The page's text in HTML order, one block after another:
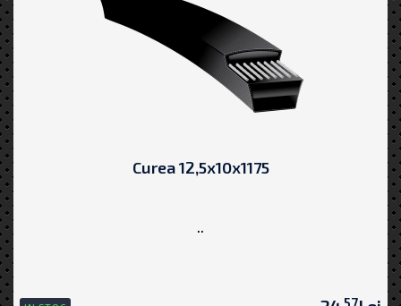
Curea 12,5x10x1175
..
57